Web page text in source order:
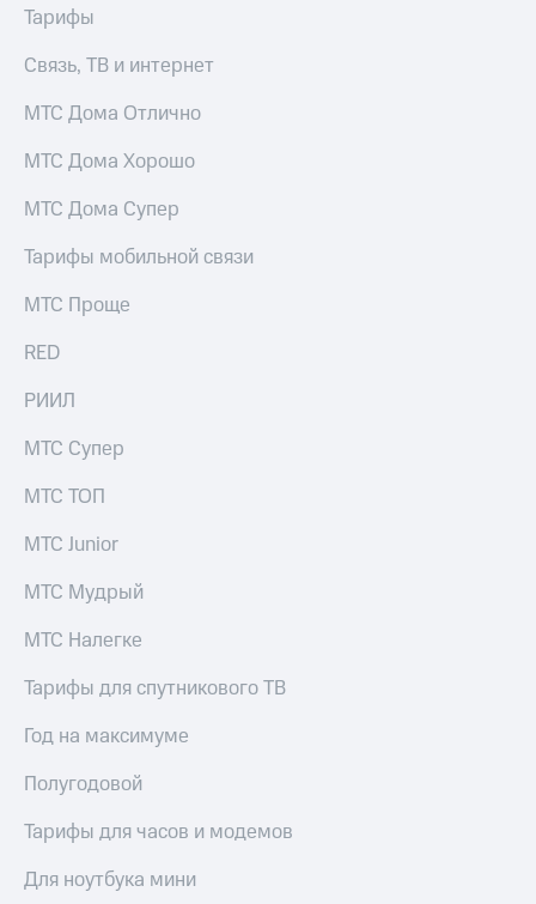
МТС
Все
Финансы
Инвестиции
полисов
Скидка 30%
МТС
МТС
Накопления
Откладывайте
деньги
и получайте
доход 15%
Платежи
и
переводы
МТС
Накопления
деньги
и получайте
доход 15%
Акции
Условия
пополнения
Скидка
РИИЛ
дешевле
с карты
товаров
Скидки
на смартфоны
при
со связью
Тарифы
Связь, ТВ и интернет
МТС Дома Отлично
МТС Дома Хорошо
МТС Дома Супер
Тарифы мобильной связи
МТС Проще
RED
РИИЛ
МТС Супер
МТС ТОП
МТС Junior
МТС Мудрый
МТС Налегке
Тарифы для спутникового ТВ
Год на максимуме
Полугодовой
Тарифы для часов и модемов
Для ноутбука мини